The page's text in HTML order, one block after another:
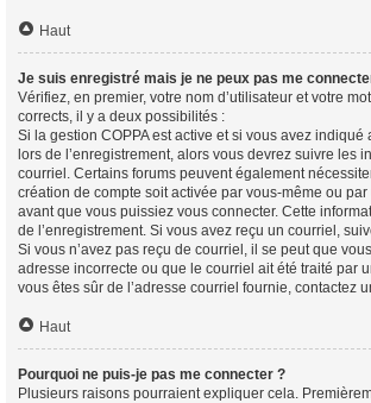
Haut
Je suis enregistré mais je ne peux pas me
Vérifiez, en premier, votre nom d’utilisateur et votre
corrects, il y a deux possibilités :
Si la gestion COPPA est active et si vous avez
lors de l’enregistrement, alors vous devrez suivre les
courriel. Certains forums peuvent également
création de compte soit activée par vous-même ou
avant que vous puissiez vous connecter. Cette
de l’enregistrement. Si vous avez reçu un courriel,
Si vous n’avez pas reçu de courriel, il se peut que
adresse incorrecte ou que le courriel ait été traité par
vous êtes sûr de l’adresse courriel fournie, contactez
Haut
Pourquoi ne puis-je pas me connecter ?
Plusieurs raisons pourraient expliquer cela.